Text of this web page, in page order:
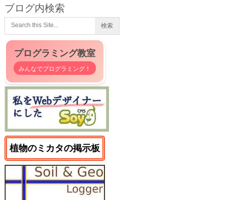
ブログ内検索
プログラミング教室
みんなでプログラミング！
植物のミカタの掲示板